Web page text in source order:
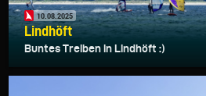
10.08.2025
Lindhöft
Buntes Treiben in Lindhöft :)